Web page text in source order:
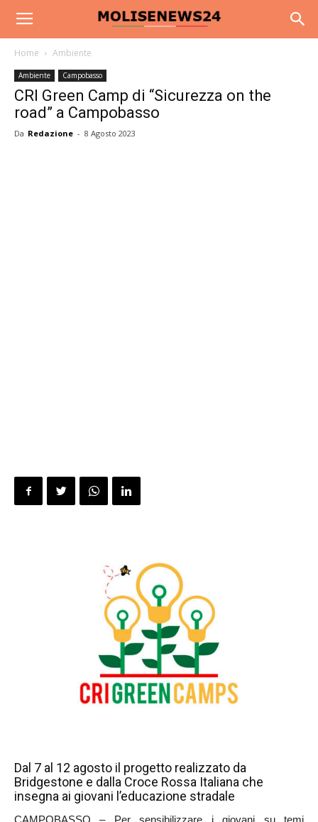
Home Ambiente
Ambiente Campobasso
CRI Green Camp di “Sicurezza on the
road” a Campobasso
Da Redazione - 8 Agosto 2023
Dal 7 al 12 agosto il progetto realizzato da
Bridgestone e dalla Croce Rossa Italiana che
insegna ai giovani l’educazione stradale
CAMPOBASSO – Per sensibilizzare i giovani su temi